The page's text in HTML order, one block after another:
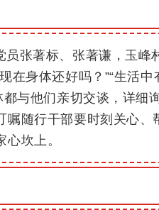
员张著标、张著谦， 玉峰
现在身体还好吗？ ”“生活中
都与他们亲切交谈， 详细
嘱随行干部要时刻关心、
坎上。